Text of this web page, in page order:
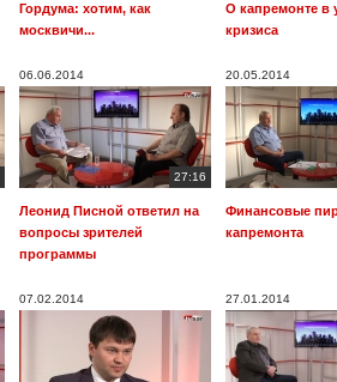
Гордума: хотим, как
москвичи...
О капремонте в
кризиса
06.06.2014
27:16
Леонид Писной ответил на
вопросы зрителей
программы
20.05.2014
Финансовые
капремонта
07.02.2014 27.01.2014